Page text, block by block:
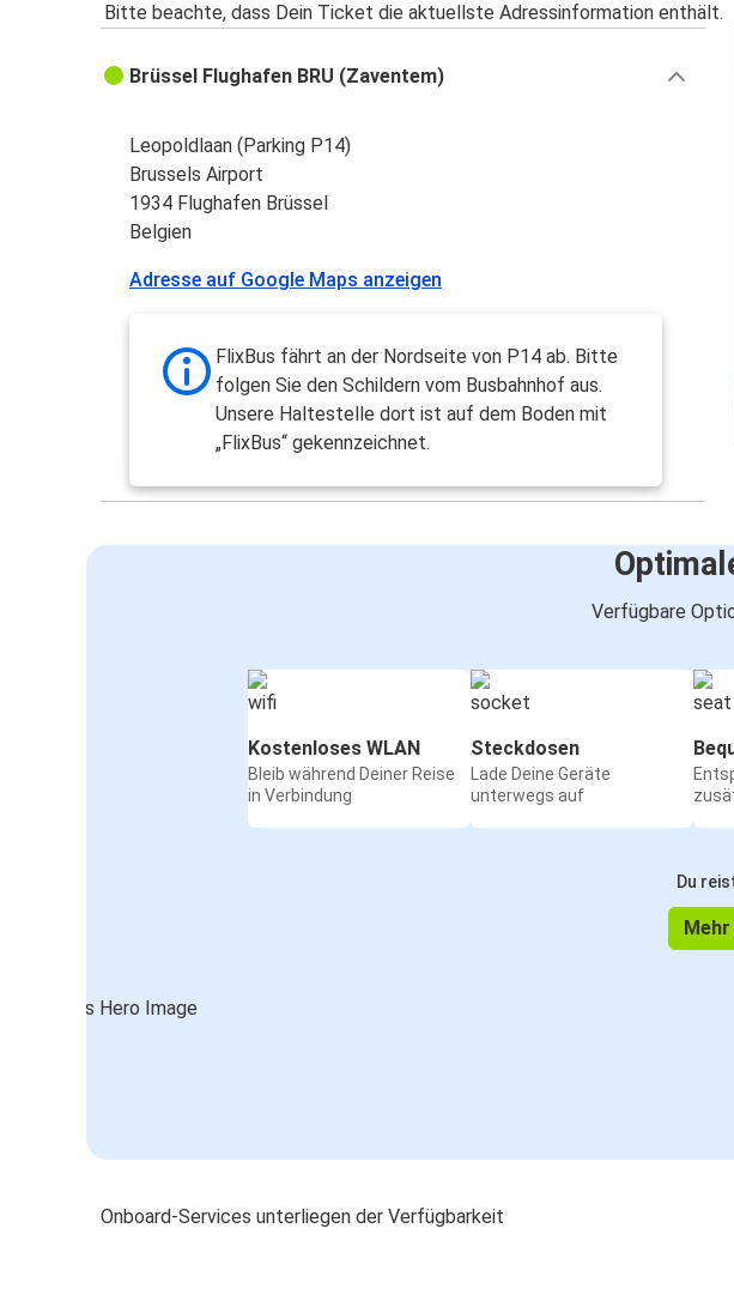
Bitte beachte, dass Dein Ticket die aktuellste Adressinformation enthält.
Brüssel Flughafen BRU (Zaventem)
Leopoldlaan (Parking P14)
Brussels Airport
1934 Flughafen Brüssel
Belgien
Adresse auf Google Maps anzeigen
FlixBus fährt an der Nordseite von P14 ab. Bitte
folgen Sie den Schildern vom Busbahnhof aus.
Unsere Haltestelle dort ist auf dem Boden mit
„FlixBus“ gekennzeichnet.
Verfügbare
Kostenloses WLAN
Bleib während Deiner Reise
in Verbindung
Steckdosen
Lade Deine Geräte
unterwegs auf
Du
Onboard-Services unterliegen der Verfügbarkeit